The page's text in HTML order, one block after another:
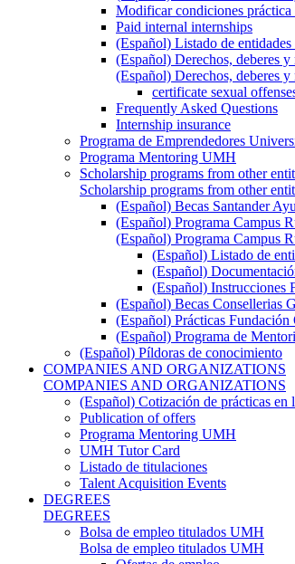
Modificar condiciones práctica
Paid internal internships
(Español) Listado de entidades
(Español) Derechos, deberes
(Español) Derechos, deberes
certificate sexual
Frequently Asked Questions
Internship insurance
Programa de Emprendedores
Programa Mentoring UMH
Scholarship programs from other
Scholarship programs from other
(Español) Becas Santander
(Español) Programa Campus
(Español) Programa Campus
(Español) Listado de
(Español)
(Español) Instrucciones
(Español) Becas Consellerias
(Español) Prácticas
(Español) Programa de
(Español) Píldoras de conocimiento
COMPANIES AND ORGANIZATIONS
COMPANIES AND ORGANIZATIONS
(Español) Cotización de prácticas en
Publication of offers
Programa Mentoring UMH
UMH Tutor Card
Listado de titulaciones
Talent Acquisition Events
DEGREES
DEGREES
Bolsa de empleo titulados UMH
Bolsa de empleo titulados UMH